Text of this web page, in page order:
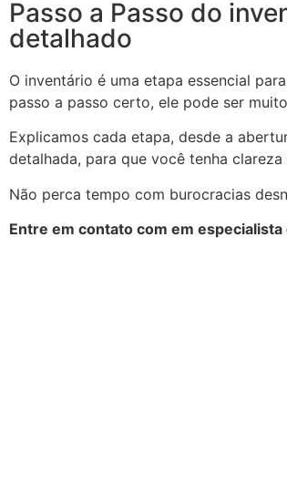
Passo a Passo do
detalhado
O inventário é uma etapa essencial
passo a passo certo, ele pode ser
Explicamos cada etapa, desde a
detalhada, para que você tenha
Não perca tempo com burocracias
Entre em contato com em